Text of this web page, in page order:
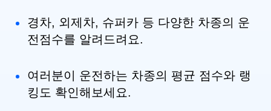
경차, 외제차, 슈퍼카 등 다양한 차종의 운
전점수를 알려드려요.
여러분이 운전하는 차종의 평균 점수와 랭
킹도 확인해보세요.